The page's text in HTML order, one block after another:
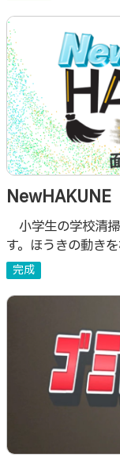
NewHAKUNE
小学生の学校清
す。ほうきの動き
成・再生したり、
でモチベーションを
完成